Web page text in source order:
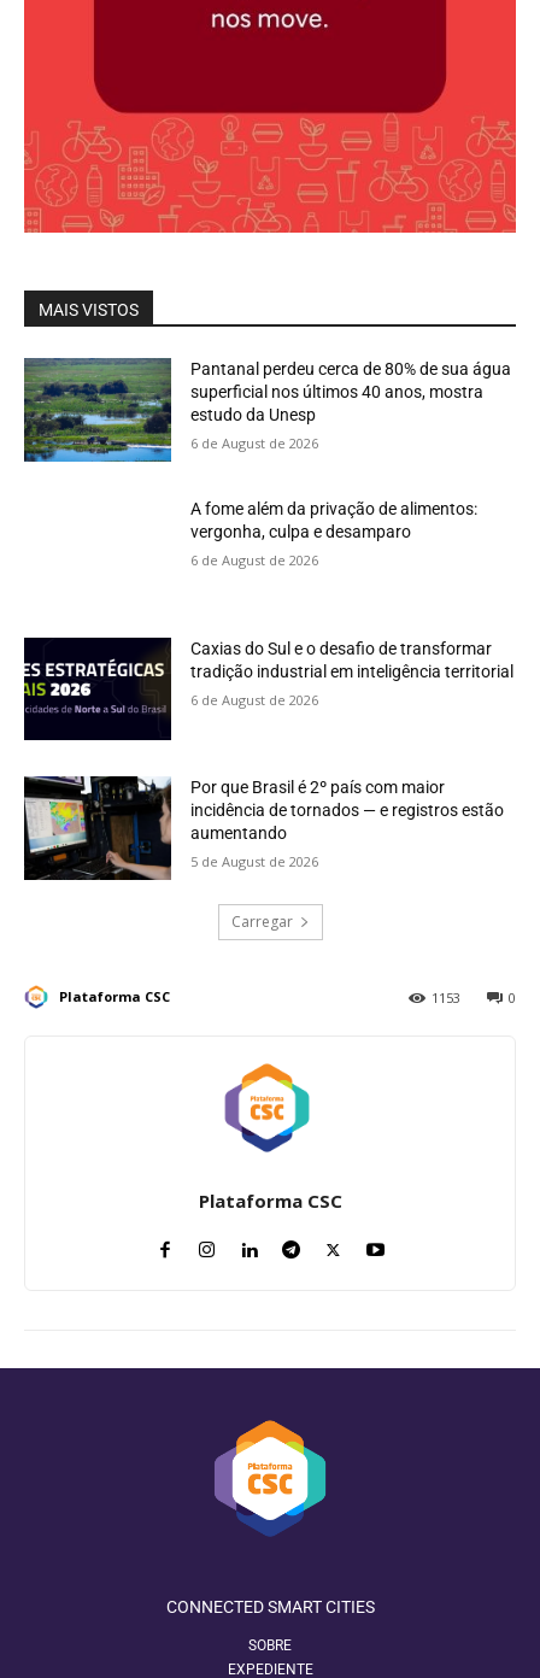
MAIS VISTOS
Pantanal perdeu cerca de 80% de sua água
superficial nos últimos 40 anos, mostra
estudo da Unesp
6 de August de 2026
A fome além da privação de alimentos:
vergonha, culpa e desamparo
6 de August de 2026
Caxias do Sul e o desafio de transformar
tradição industrial em inteligência territorial
6 de August de 2026
Por que Brasil é 2º país com maior
incidência de tornados — e registros estão
aumentando
5 de August de 2026
Carregar
Plataforma CSC 0
1153
Plataforma CSC
CONNECTED SMART CITIES
SOBRE
EXPEDIENTE